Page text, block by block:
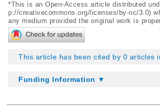
*This is an Open-Access article distributed
p://creativecommons.org/licenses/by-nc/3.0)
any medium provided the original work is
This article has been cited by 0 articles
Funding Information ▼